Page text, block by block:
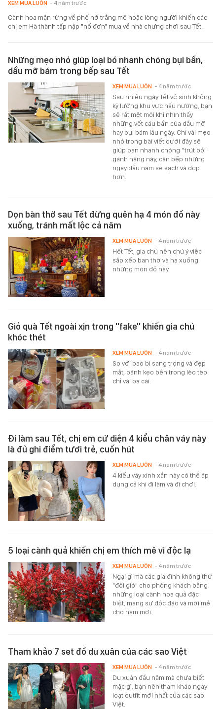
XEM MUA LUÔN - 4 năm trước
Cành hoa mận rừng về phố nở trắng mê hoặc lòng người khiến các
chị em Hà thành tấp nập "nổ đơn" mua về nhà chưng chơi sau Tết.
Những mẹo nhỏ giúp loại bỏ nhanh chóng bụi bẩn,
dầu mỡ bám trong bếp sau Tết
Sau nhiều ngày Tết vệ sinh không
kỹ lưỡng khu vực nấu nướng, bạn
sẽ rất mệt mỏi khi nhìn thấy
những vết cáu bẩn của dầu mỡ
hay bụi bám lâu ngày. Chỉ vài mẹo
nhỏ trong bài viết dưới đây sẽ
giúp bạn nhanh chóng "trút bỏ"
gánh nặng này, căn bếp những
ngày đầu năm sẽ sạch và đẹp
hơn.
XEM MUA LUÔN - 4 năm trước
Dọn bàn thờ sau Tết đừng quên hạ 4 món đồ này
xuống, tránh mất lộc cả năm
Hết Tết, gia chủ nên chú ý việc
sắp xếp ban thờ và hạ xuống
những món đồ này.
XEM MUA LUÔN - 4 năm trước
Giỏ quà Tết ngoài xịn trong ''fake'' khiến gia chủ
khóc thét
So với bao bì sang trọng và đẹp
mắt, bánh kẹo bên trong lèo tèo
chỉ vài ba cái.
XEM MUA LUÔN - 4 năm trước
Đi làm sau Tết, chị em cứ diện 4 kiểu chân váy này
là đủ ghi điểm tươi trẻ, cuốn hút
4 kiểu váy xinh xắn này có thể áp
dụng cả khi đi làm và đi chơi.
XEM MUA LUÔN - 4 năm trước
5 loại cành quả khiến chị em thích mê vì độc lạ
Ngại gì mà các gia đình không thử
"đổi gió" cho phòng khách bằng
những loại cành hoa quả đặc
biệt, mang sự độc đáo và mới mẻ
cho năm mới.
XEM MUA LUÔN - 4 năm trước
Tham khảo 7 set đồ du xuân của các sao Việt
Du xuân đầu năm mà chưa biết
mặc gì, bạn nên tham khảo ngay
loạt outfit mới nhất của các sao
Việt.
XEM MUA LUÔN - 4 năm trước